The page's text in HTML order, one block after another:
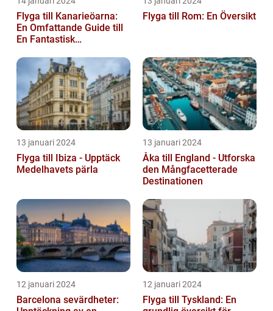
Flyga till Kanarieöarna:
En Omfattande Guide till
En Fantastisk
Flyga till Rom: En Översikt
13 januari 2024
Flyga till Ibiza - Upptäck
Medelhavets pärla
13 januari 2024
Åka till England - Utforska
den Mångfacetterade
Destinationen
12 januari 2024
Barcelona sevärdheter:
12 januari 2024
Flyga till Tyskland: En